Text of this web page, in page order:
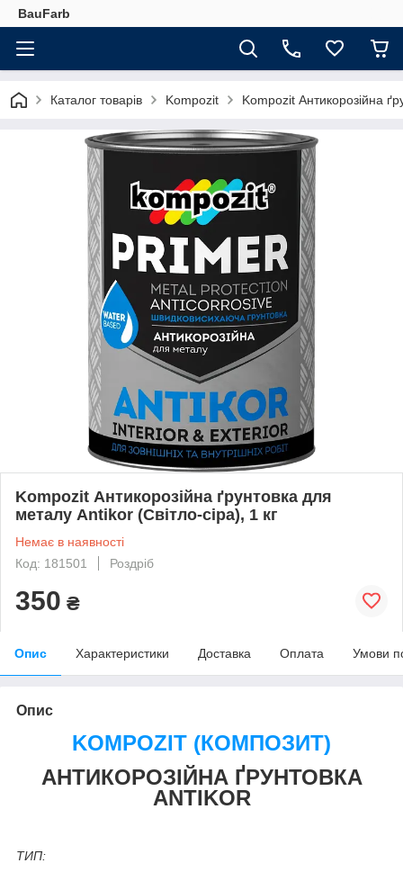
BauFarb
Каталог товарів Kompozit Kompozit Антикорозійна
Kompozit Антикорозійна ґрунтовка для
металу Antikor (Світло-сіра), 1 кг
Немає в наявності
Код: 181501
Роздріб
350 ₴
Опис Характеристики Доставка Оплата Умови
Опис
KOMPOZIT (КОМПОЗИТ)
АНТИКОРОЗІЙНА ҐРУНТОВКА
ANTIKOR
ТИП: